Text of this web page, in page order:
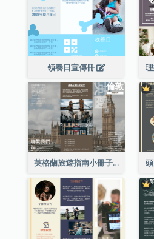
領養日宣傳冊
英格蘭旅遊指南小冊子